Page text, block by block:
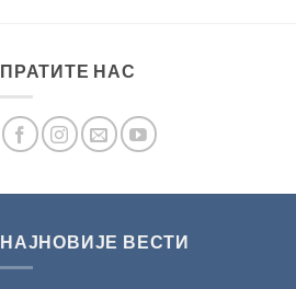
ПРАТИТЕ НАС
НАЈНОВИЈЕ ВЕСТИ